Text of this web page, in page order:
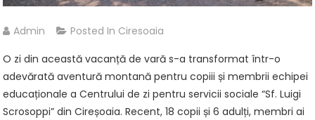
Admin Posted In Ciresoaia
O zi din această vacanță de vară s-a transformat într-o
adevărată aventură montană pentru copiii și membrii echipei
educaționale a Centrului de zi pentru servicii sociale “Sf. Luigi
Scrosoppi” din Cireșoaia. Recent, 18 copii și 6 adulți, membri ai